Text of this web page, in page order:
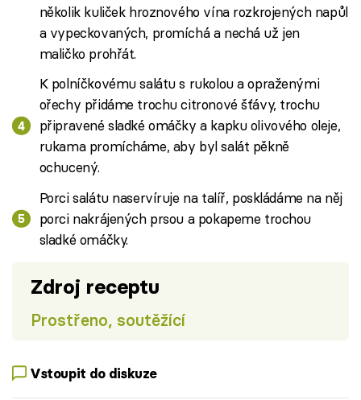
několik kuliček hroznového vína rozkrojených napůl
a vypeckovaných, promíchá a nechá už jen
maličko prohřát.
K polníčkovému salátu s rukolou a opraženými
ořechy přidáme trochu citronové šťávy, trochu
připravené sladké omáčky a kapku olivového oleje,
rukama promícháme, aby byl salát pěkně
ochucený.
Porci salátu naservíruje na talíř, poskládáme na něj
porci nakrájených prsou a pokapeme trochou
sladké omáčky.
Zdroj receptu
Prostřeno, soutěžící
Vstoupit do diskuze